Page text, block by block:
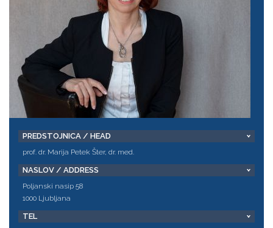
PREDSTOJNICA / HEAD
prof. dr. Marija Petek Šter, dr. med.
NASLOV / ADDRESS
Poljanski nasip 58
1000 Ljubljana
TEL